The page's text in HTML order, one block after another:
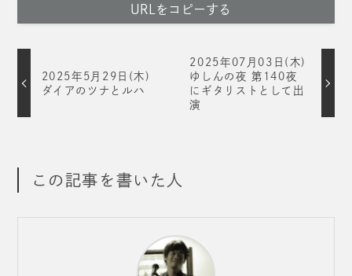
URLをコピーする
2025年5月29日(木)
ダイアのツナとルハ
2025年07月03日(木)
ゆしんの夜 第140夜
にギタリストとして出
演
この記事を書いた人